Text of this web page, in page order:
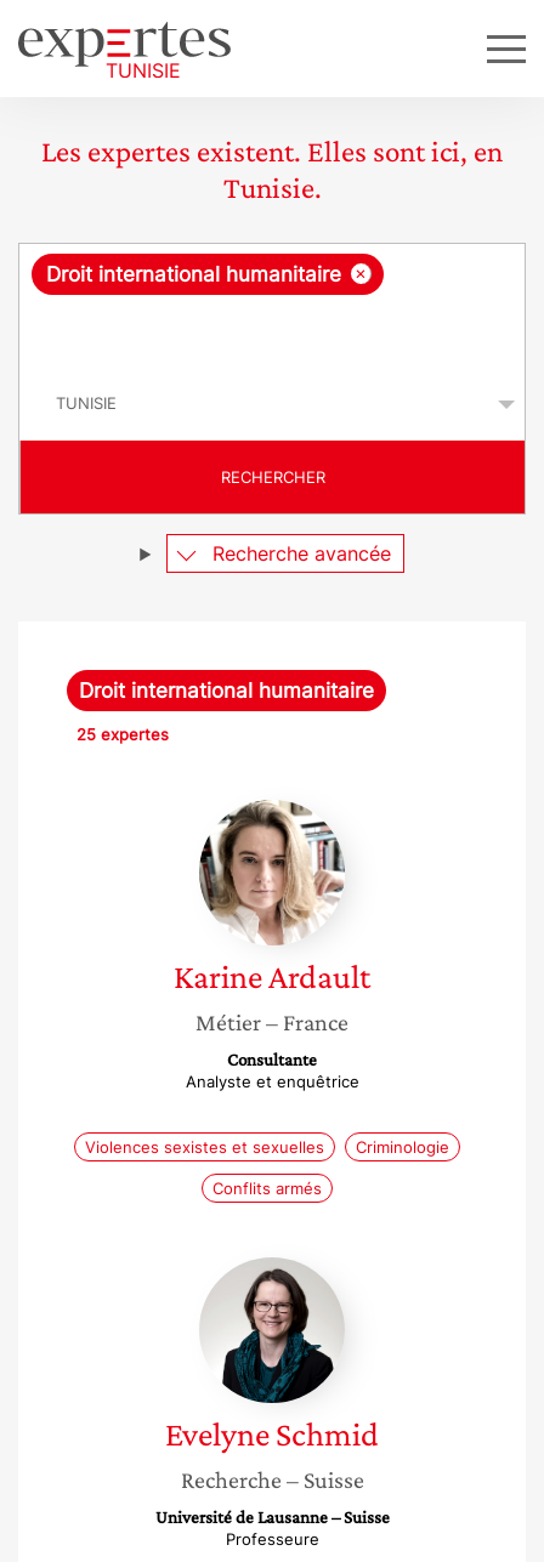
Les expertes existent. Elles sont ici, en
Tunisie.
R
ê
e
×
Droit international humanitaire
RECHERCHER
Recherche avancée
Droit international humanitaire
25 expertes
Karine
Ardault
KarineArdault
Métier– France
Consultante
Analyste et enquêtrice
Violences sexistes et sexuelles Criminologie
Conflits armés
Evelyne
Schmid
EvelyneSchmid
Recherche – Suisse
Université de Lausanne – Suisse
Professeure